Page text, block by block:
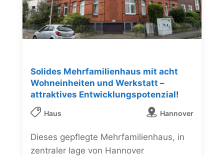
Solides Mehrfamilienhaus mit acht
Wohneinheiten und Werkstatt –
attraktives Entwicklungspotenzial!
Haus Hannover
Dieses gepflegte Mehrfamilienhaus, in
zentraler lage von Hannover